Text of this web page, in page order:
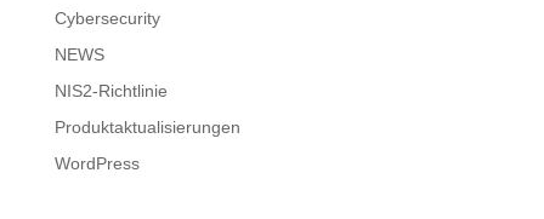
Cybersecurity
NEWS
NIS2-Richtlinie
Produktaktualisierungen
WordPress